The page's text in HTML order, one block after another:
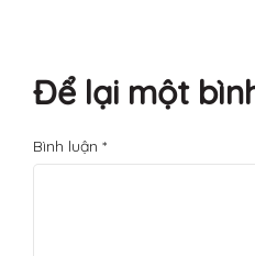
Để lại một
Bình luận *